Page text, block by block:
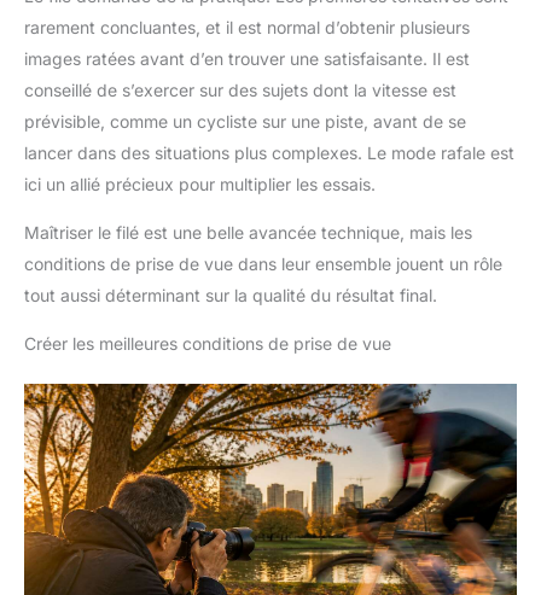
rarement concluantes, et il est normal d’obtenir plusieurs
images ratées avant d’en trouver une satisfaisante. Il est
conseillé de s’exercer sur des sujets dont la vitesse est
prévisible, comme un cycliste sur une piste, avant de se
lancer dans des situations plus complexes. Le mode rafale est
ici un allié précieux pour multiplier les essais.
Maîtriser le filé est une belle avancée technique, mais les
conditions de prise de vue dans leur ensemble jouent un rôle
tout aussi déterminant sur la qualité du résultat final.
Créer les meilleures conditions de prise de vue